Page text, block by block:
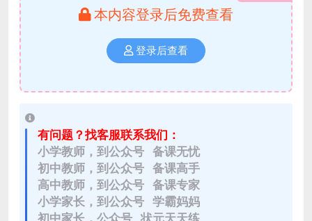
本内容登录后免费查看
登录后查看
有问题？找客服联系我们：
小学教师，到公众号 备课无忧
初中教师，到公众号 备课高手
高中教师，到公众号 备课专家
小学家长，到公众号 学霸妈妈